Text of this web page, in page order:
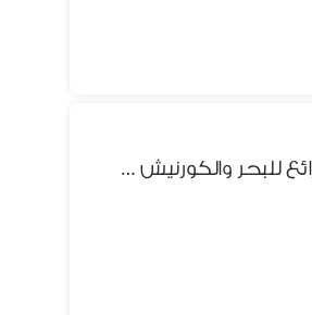
شقة للايجار مفروش بمنطقة ميامي السياحية فيو رائع للبحر والكورنيش وتري البحر والكورنيش بوضوح